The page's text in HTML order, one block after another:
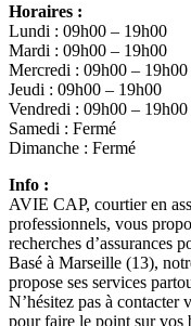
Horaires :
Lundi : 09h00 – 19h00
Mardi : 09h00 – 19h00
Mercredi : 09h00 – 19h00
Jeudi : 09h00 – 19h00
Vendredi : 09h00 – 19h00
Samedi : Fermé
Dimanche : Fermé
Info :
AVIE CAP, courtier en
professionnels, vous
recherches d’assurances
Basé à Marseille (13),
propose ses services
N’hésitez pas à contacter
pour faire le point sur vos